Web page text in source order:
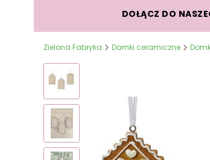
DOŁĄCZ DO
Zielona Fabryka Domki ceramiczne